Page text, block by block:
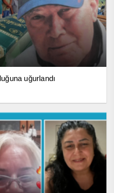
uğurlandı